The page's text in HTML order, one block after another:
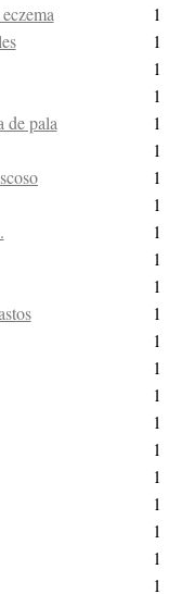
1
1
1
1
de pala 1
1
1
1
1
1
1
1
1
1
1
1
1
1
1
1
1
1